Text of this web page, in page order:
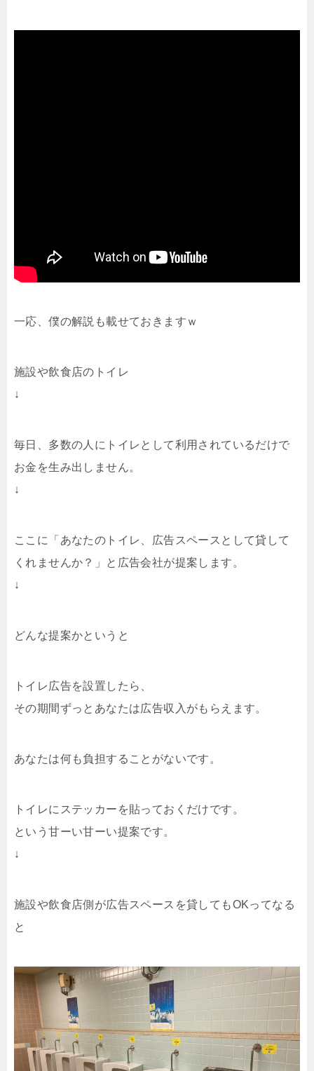
一応、僕の解説も載せておきますｗ
施設や飲食店のトイレ
↓
毎日、多数の人にトイレとして利用されているだけで
お金を生み出しません。
↓
ここに「あなたのトイレ、広告スペースとして貸して
くれませんか？」と広告会社が提案します。
↓
どんな提案かというと
トイレ広告を設置したら、
その期間ずっとあなたは広告収入がもらえます。
あなたは何も負担することがないです。
トイレにステッカーを貼っておくだけです。
という甘ーい甘ーい提案です。
↓
施設や飲食店側が広告スペースを貸してもOKってなる
と